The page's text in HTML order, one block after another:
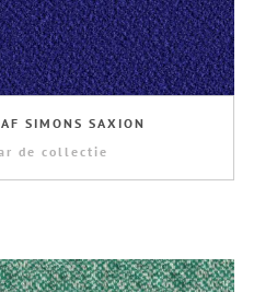
SIMONS SAXION
de collectie